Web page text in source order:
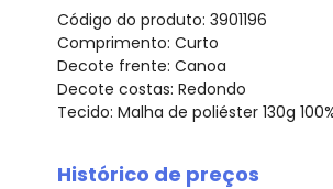
Código do produto: 3901196
Comprimento: Curto
Decote frente: Canoa
Decote costas: Redondo
Tecido: Malha de poliéster 130g
Histórico de preços